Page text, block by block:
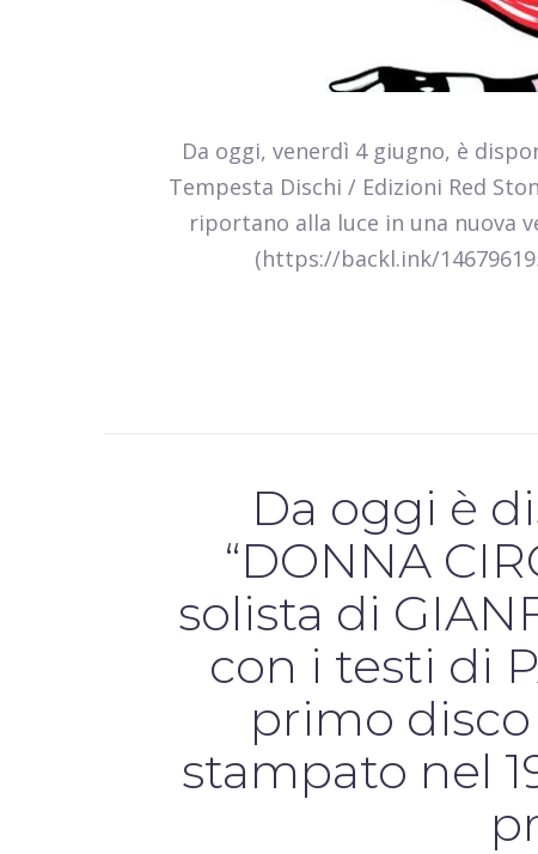
Da oggi, venerdì 4 giugno, è
Tempesta Dischi / Edizioni Red
riportano alla luce in una nuova
(https://backl.ink/
Da oggi è
“DONNA
solista di
con i testi di
primo
stampato nel